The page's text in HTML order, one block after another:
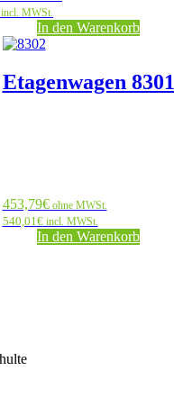
incl. MWSt.
In den Warenkorb
Etagenwagen 8301
453,79€ohne MWSt.
540,01 €incl. MWSt.
In den Warenkorb